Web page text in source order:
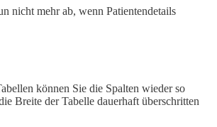
nicht mehr ab, wenn Patientendetails
können Sie die Spalten wieder so
Breite der Tabelle dauerhaft überschritten